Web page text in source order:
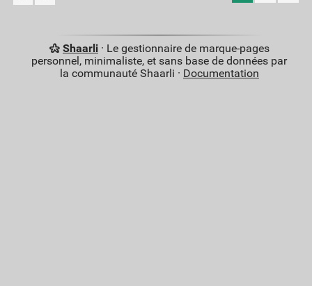
Shaarli· Le gestionnaire de marque-pages
personnel, minimaliste, et sans base de données par
la communauté Shaarli · Documentation